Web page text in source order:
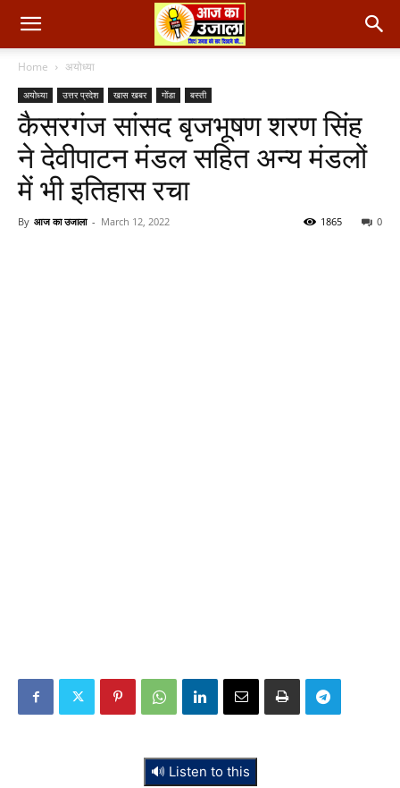
Home अयोध्या
अयोध्या उत्तर प्रदेश खास खबर गोंडा बस्ती
कैसरगंज सांसद बृजभूषण शरण सिंह
ने देवीपाटन मंडल सहित अन्य मंडलों
में भी इतिहास रचा
By आज का उजाला - March 12, 2022 0
1865
🔊 Listen to this